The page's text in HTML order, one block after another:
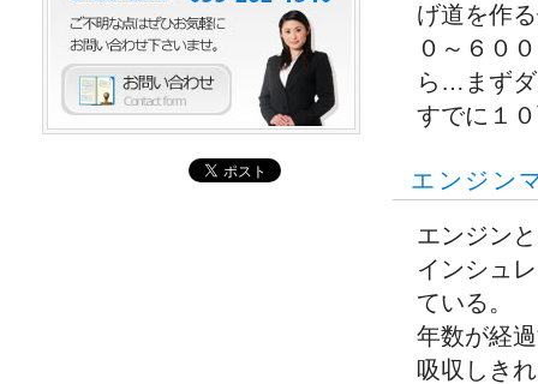
げ道を作
０～６０
ら…まず
すでに１
エンジン
エンジン
インシュ
ている。
年数が経
吸収しき